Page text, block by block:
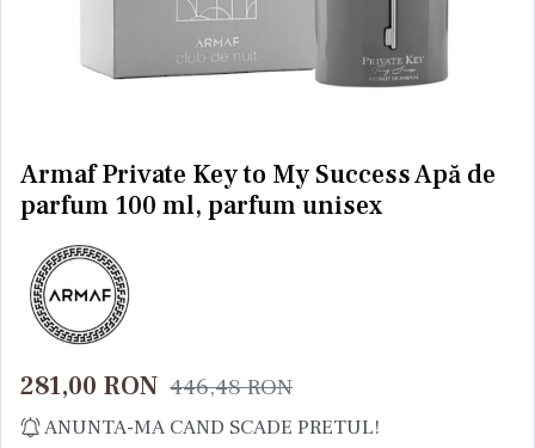
Armaf Private Key to My Success Apă de
parfum 100 ml, parfum unisex
281,00 RON 446,48RON
ANUNTA-MA CAND SCADE PRETUL!